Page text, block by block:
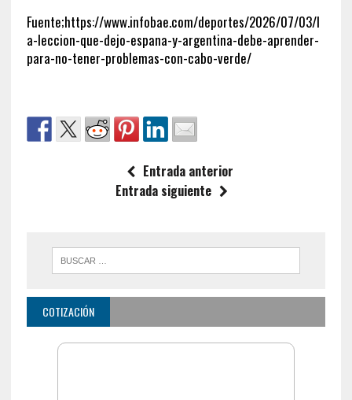
Fuente;https://www.infobae.com/deportes/2026/07/03/l
a-leccion-que-dejo-espana-y-argentina-debe-aprender-
para-no-tener-problemas-con-cabo-verde/
Entrada anterior
Entrada siguiente
COTIZACIÓN